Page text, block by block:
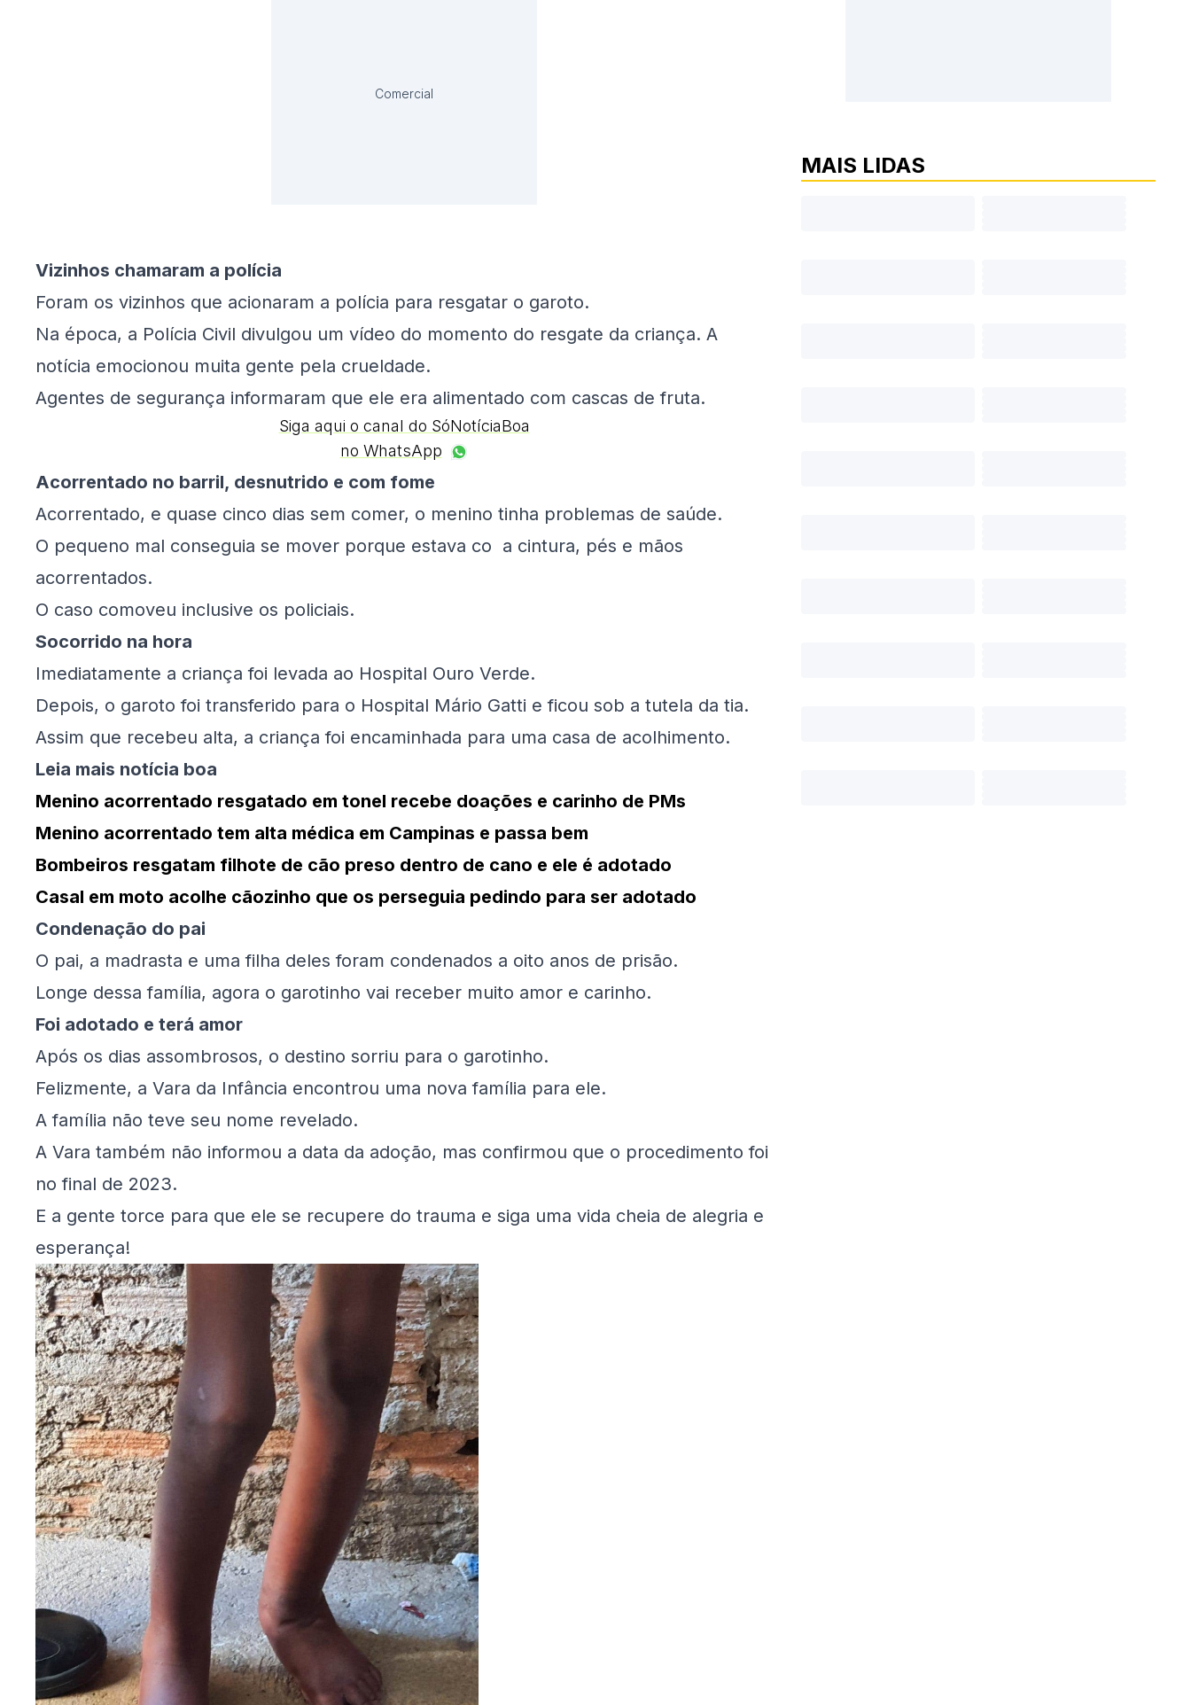
Comercial
Vizinhos chamaram a polícia
Foram os vizinhos que acionaram a polícia para resgatar o garoto.
Na época, a Polícia Civil divulgou um vídeo do momento do resgate da criança. A
notícia emocionou muita gente pela crueldade.
Agentes de segurança informaram que ele era alimentado com cascas de fruta.
Siga aqui o canal do SóNotíciaBoa
no WhatsApp
Acorrentado no barril, desnutrido e com fome
Acorrentado, e quase cinco dias sem comer, o menino tinha problemas de saúde.
O pequeno mal conseguia se mover porque estava co a cintura, pés e mãos
acorrentados.
O caso comoveu inclusive os policiais.
Socorrido na hora
Imediatamente a criança foi levada ao Hospital Ouro Verde.
Depois, o garoto foi transferido para o Hospital Mário Gatti e ficou sob a tutela da tia.
Assim que recebeu alta, a criança foi encaminhada para uma casa de acolhimento.
Leia mais notícia boa
Menino acorrentado resgatado em tonel recebe doações e carinho de PMs
Menino acorrentado tem alta médica em Campinas e passa bem
Bombeiros resgatam filhote de cão preso dentro de cano e ele é adotado
Casal em moto acolhe cãozinho que os perseguia pedindo para ser adotado
Condenação do pai
O pai, a madrasta e uma filha deles foram condenados a oito anos de prisão.
Longe dessa família, agora o garotinho vai receber muito amor e carinho.
Foi adotado e terá amor
Após os dias assombrosos, o destino sorriu para o garotinho.
Felizmente, a Vara da Infância encontrou uma nova família para ele.
A família não teve seu nome revelado.
A Vara também não informou a data da adoção, mas confirmou que o procedimento foi
no final de 2023.
E a gente torce para que ele se recupere do trauma e siga uma vida cheia de alegria e
esperança!
MAIS LIDAS